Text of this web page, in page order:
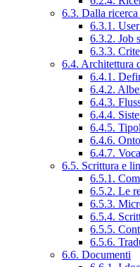
6.3. Dalla
6.3.1.
6.3.2. Job
6.3.3.
6.4. Architettura
6.4.1.
6.4.2.
6.4.3.
6.4.4.
6.4.5.
6.4.6.
6.4.7.
6.5. Scrittura e
6.5.1.
6.5.2. Le
6.5.3.
6.5.4.
6.5.5.
6.5.6.
6.6. Documenti